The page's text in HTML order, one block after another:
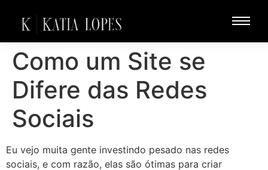
Como um Site se
Difere das Redes
Sociais
Eu vejo muita gente investindo pesado nas redes
sociais, e com razão, elas são ótimas para criar